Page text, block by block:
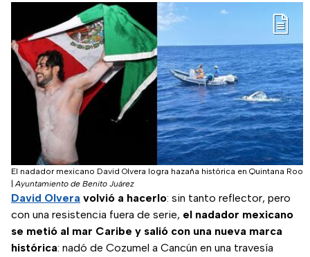
El nadador mexicano David Olvera logra hazaña histórica en Quintana Roo
|Ayuntamiento de Benito Juárez
David Olvera volvió a hacerlo: sin tanto reflector, pero
con una resistencia fuera de serie, el nadador mexicano
se metió al mar Caribe y salió con una nueva marca
histórica: nadó de Cozumel a Cancún en una travesía